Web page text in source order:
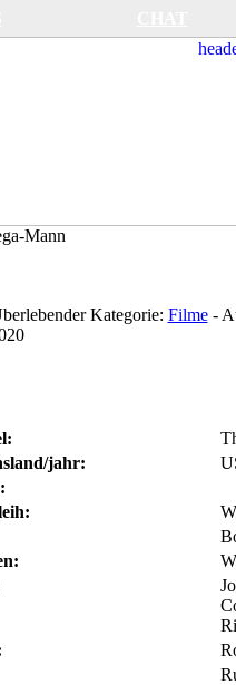
Mann
Kategorie: Filme-
jahr: